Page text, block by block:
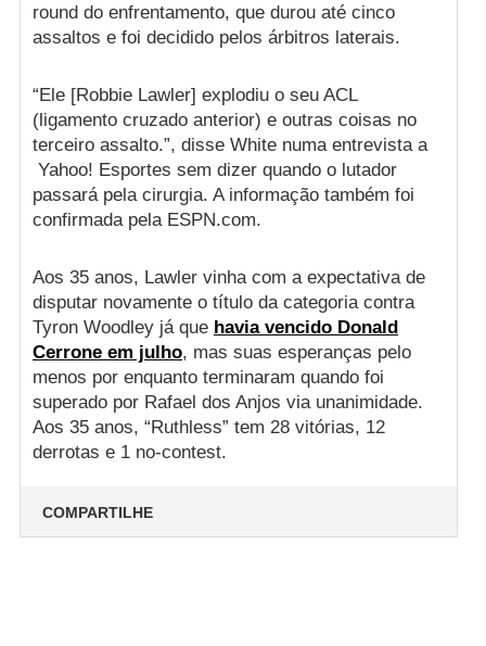
round do enfrentamento, que durou até cinco
assaltos e foi decidido pelos árbitros laterais.
“Ele [Robbie Lawler] explodiu o seu ACL
(ligamento cruzado anterior) e outras coisas no
terceiro assalto.”, disse White numa entrevista a
Yahoo! Esportes sem dizer quando o lutador
passará pela cirurgia. A informação também foi
confirmada pela ESPN.com.
Aos 35 anos, Lawler vinha com a expectativa de
disputar novamente o título da categoria contra
Tyron Woodley já que havia vencido Donald
Cerrone em julho, mas suas esperanças pelo
menos por enquanto terminaram quando foi
superado por Rafael dos Anjos via unanimidade.
Aos 35 anos, “Ruthless” tem 28 vitórias, 12
derrotas e 1 no-contest.
COMPARTILHE